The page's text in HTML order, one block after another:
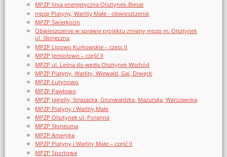
MPZP linia energetyczna Olsztynek-Biesal
mpzp Platyny, Warlity Małe - obwieszczenie
MPZP Świerkocin
Obwieszczenie w sprawie projektu zmiany mpzp m. Olsztynek
ul. Słoneczna
MPZP Lipowo Kurkowskie – czesc II
MPZP Jemiołowo – część II
MPZP ul. Leśna do węzła Olsztynek Wschód
MPZP Platyny, Warlity, Wigwałd, Gaj, Drwęck
MPZP Łutynowo
MPZP Pawłowo
MPZP Jagielly, Strazacka, Grunwaldzka, Mazurska, Warszawska
MPZP Platyny i Warlity Małe
MPZP Olsztynek ul. Poranna
MPZP Słoneczna
MPZP Ameryka
MPZP Platyny i Warlity Małe – część II
MPZP Sportowa